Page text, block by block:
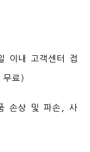
이내 고객센터 접
무료)
손상 및 파손, 사